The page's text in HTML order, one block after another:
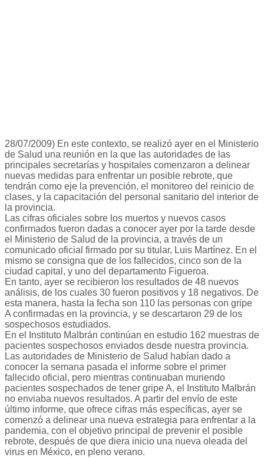
28/07/2009) En este contexto, se realizó ayer en el Ministerio
de Salud una reunión en la que las autoridades de las
principales secretarías y hospitales comenzaron a delinear
nuevas medidas para enfrentar un posible rebrote, que
tendrán como eje la prevención, el monitoreo del reinicio de
clases, y la capacitación del personal sanitario del interior de
la provincia.
Las cifras oficiales sobre los muertos y nuevos casos
confirmados fueron dadas a conocer ayer por la tarde desde
el Ministerio de Salud de la provincia, a través de un
comunicado oficial firmado por su titular, Luis Martínez. En el
mismo se consigna que de los fallecidos, cinco son de la
ciudad capital, y uno del departamento Figueroa.
En tanto, ayer se recibieron los resultados de 48 nuevos
análisis, de los cuales 30 fueron positivos y 18 negativos. De
esta manera, hasta la fecha son 110 las personas con gripe
A confirmadas en la provincia, y se descartaron 29 de los
sospechosos estudiados.
En el Instituto Malbrán continúan en estudio 162 muestras de
pacientes sospechosos enviados desde nuestra provincia.
Las autoridades de Ministerio de Salud habían dado a
conocer la semana pasada el informe sobre el primer
fallecido oficial, pero mientras continuaban muriendo
pacientes sospechados de tener gripe A, el Instituto Malbrán
no enviaba nuevos resultados. A partir del envío de este
último informe, que ofrece cifras más específicas, ayer se
comenzó a delinear una nueva estrategia para enfrentar a la
pandemia, con el objetivo principal de prevenir el posible
rebrote, después de que diera inicio una nueva oleada del
virus en México, en pleno verano.